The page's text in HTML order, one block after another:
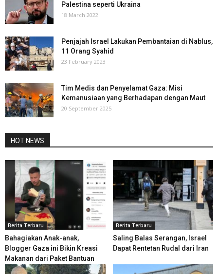
Palestina seperti Ukraina
18 March 2022
Penjajah Israel Lakukan Pembantaian di Nablus,
11 Orang Syahid
23 February 2023
Tim Medis dan Penyelamat Gaza: Misi
Kemanusiaan yang Berhadapan dengan Maut
20 September 2025
HOT NEWS
Berita Terbaru
Bahagiakan Anak-anak,
Blogger Gaza ini Bikin Kreasi
Makanan dari Paket Bantuan
Berita Terbaru
Saling Balas Serangan, Israel
Dapat Rentetan Rudal dari Iran